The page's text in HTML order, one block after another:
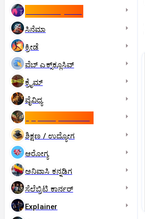
ಸಿನೆಮಾ
ಕ್ರೀಡೆ
ವೆಬ್ ಎಕ್ಸ್‌ಕ್ಲೂಸಿವ್
ಕ್ರೈಮ್
ವೈವಿಧ್ಯ
ಶಿಕ್ಷಣ / ಉದ್ಯೋಗ
ಆರೋಗ್ಯ
ಅನಿವಾಸಿ ಕನ್ನಡಿಗ
ಸೆಲೆಬ್ರಿಟಿ ಕಾರ್ನರ್‌
Explainer